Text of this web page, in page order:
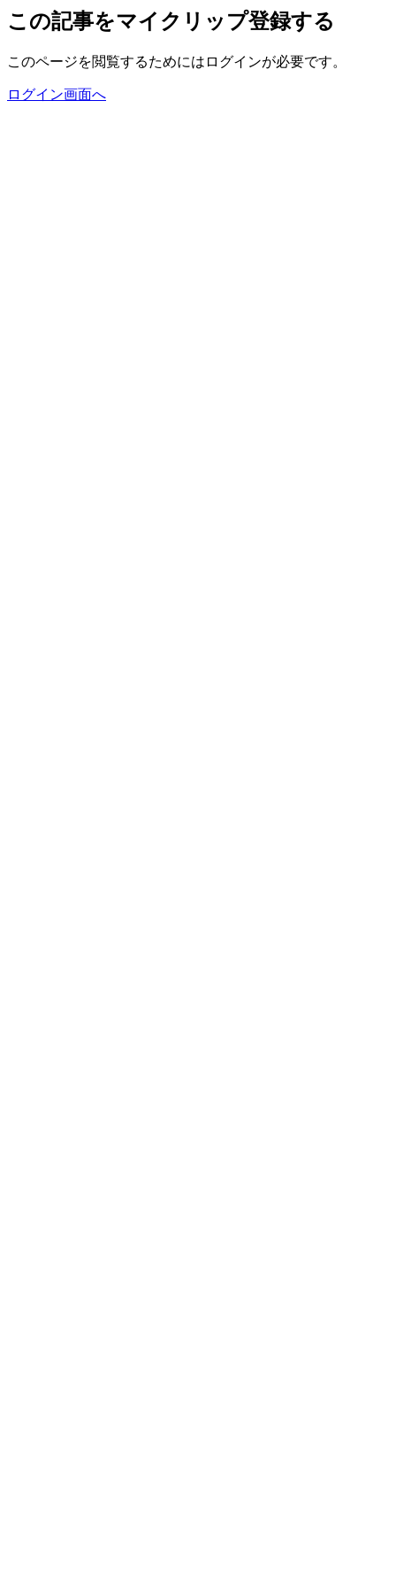
この記事をマイクリップ登録する
このページを閲覧するためにはログインが必要です。
ログイン画面へ